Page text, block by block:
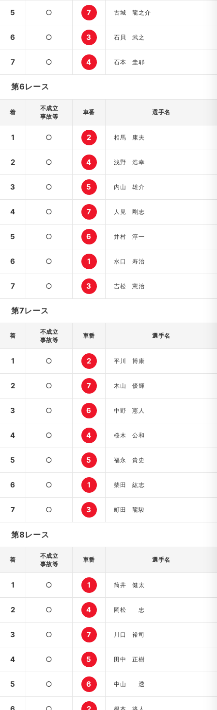
5 ○ 7 古城 龍之介
6 ○ 3 石貝 武之
7 ○ 4 石本 圭耶
第6レース
着
不成立
事故等
車番 選手名
1 ○ 2 相馬 康夫
2 ○ 4 浅野 浩幸
3 ○ 5 内山 雄介
4 ○ 7 人見 剛志
5 ○ 6 井村 淳一
6 ○ 1 水口 寿治
7 ○ 3 吉松 憲治
第7レース
着
不成立
事故等
車番 選手名
1 ○ 2 平川 博康
2 ○ 7 木山 優輝
3 ○ 6 中野 憲人
4 ○ 4 桜木 公和
5 ○ 5 福永 貴史
6 ○ 1 柴田 紘志
7 ○ 3 町田 龍駿
第8レース
着
不成立
事故等
車番 選手名
1 ○ 1 筒井 健太
2 ○ 4 岡松 忠
3 ○ 7 川口 裕司
4 ○ 5 田中 正樹
5 ○ 6 中山 透